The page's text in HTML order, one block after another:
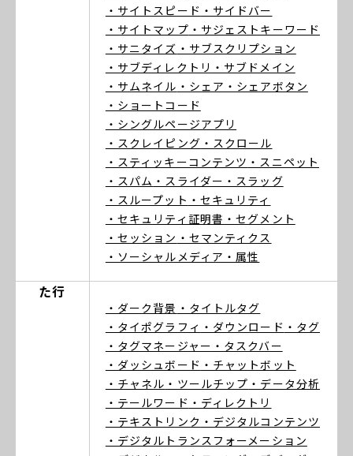
・サイトスピード ・サイドバー
・サイトマップ ・サジェストキーワード
・サニタイズ ・サブスクリプション
・サブディレクトリ ・サブドメイン
・サムネイル ・シェア ・シェアボタン
・ショートコード
・シングルページアプリ
・スクレイピング ・スクロール
・スティッキーコンテンツ ・スニペット
・スパム ・スライダー ・スラッグ
・スループット ・セキュリティ
・セキュリティ証明書 ・セグメント
・セッション ・セマンティクス
・ソーシャルメディア ・属性
た行
・ダーク背景 ・タイトルタグ
・タイポグラフィ ・ダウンロード ・タグ
・タグマネージャー ・タスクバー
・ダッシュボード ・チャットボット
・チャネル ・ツールチップ ・データ分析
・テールワード ・ディレクトリ
・テキストリンク ・デジタルコンテンツ
・デジタルトランスフォーメーション